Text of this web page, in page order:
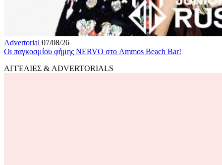
Advertorial 07/08/26
Οι παγκοσμίου φήμης NERVO στο Ammos Beach Bar!
ΑΓΓΕΛΙΕΣ & ADVERTORIALS